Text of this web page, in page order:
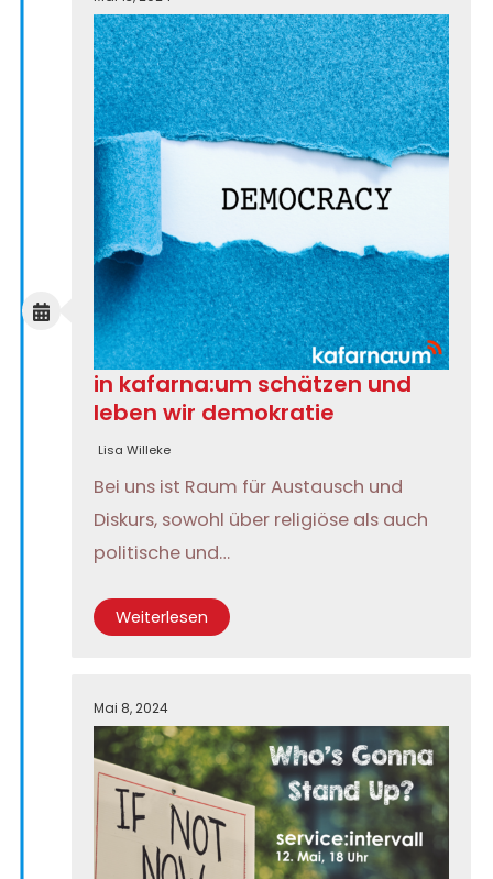
in kafarna:um schätzen und
leben wir demokratie
Lisa Willeke
Bei uns ist Raum für Austausch und
Diskurs, sowohl über religiöse als auch
politische und…
Weiterlesen
Mai 8, 2024